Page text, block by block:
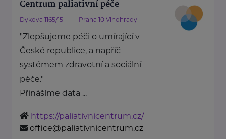
Centrum paliativní péče
Dykova 1165/15 Praha 10 Vinohrady
"Zlepšujeme péči o umírající v
České republice, a napříč
systémem zdravotní a sociální
péče."
Přinášíme data ...
https://paliativnicentrum.cz/
office@paliativnicentrum.cz